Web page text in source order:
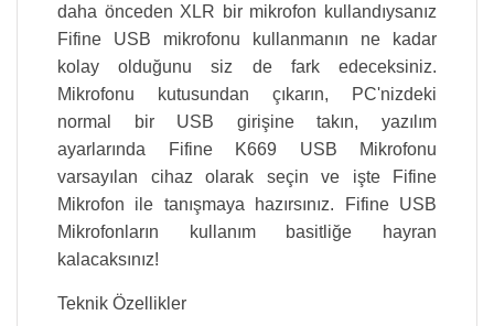
daha önceden XLR bir mikrofon kullandıysanız
Fifine USB mikrofonu kullanmanın ne kadar
kolay olduğunu siz de fark edeceksiniz.
Mikrofonu kutusundan çıkarın, PC'nizdeki
normal bir USB girişine takın, yazılım
ayarlarında Fifine K669 USB Mikrofonu
varsayılan cihaz olarak seçin ve işte Fifine
Mikrofon ile tanışmaya hazırsınız. Fifine USB
Mikrofonların kullanım basitliğe hayran
kalacaksınız!
Teknik Özellikler